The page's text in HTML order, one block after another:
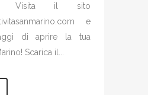
Visita il sito
e
di aprire la tua
Scarica il...